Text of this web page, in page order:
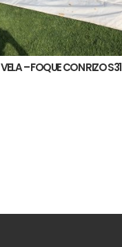
VELA – FOQUE CON RIZO S31